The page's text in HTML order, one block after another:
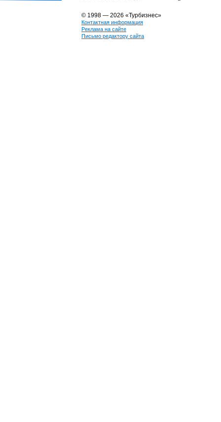
© 1998 — 2026 «Турбизнес»
Контактная информация
Реклама на сайте
Письмо редактору сайта